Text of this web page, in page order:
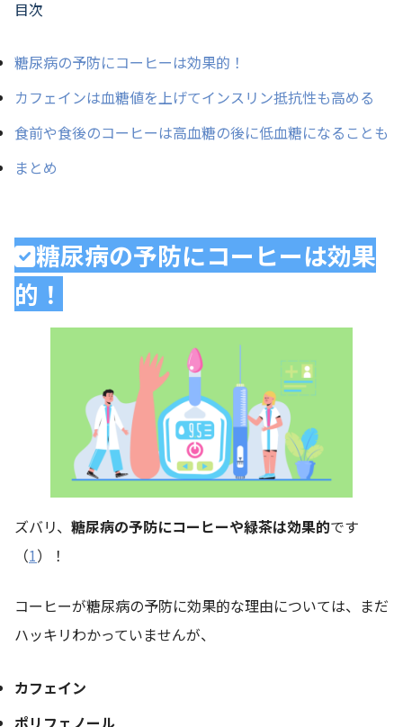
目次
糖尿病の予防にコーヒーは効果的！
カフェインは血糖値を上げてインスリン抵抗性も高める
食前や食後のコーヒーは高血糖の後に低血糖になることも
まとめ
糖尿病の予防にコーヒーは効果
的！
ズバリ、 糖尿病の予防にコーヒーや緑茶は効果的です
（1）！
コーヒーが糖尿病の予防に効果的な理由については、まだ
ハッキリわかっていませんが、
カフェイン
ポリフェノール